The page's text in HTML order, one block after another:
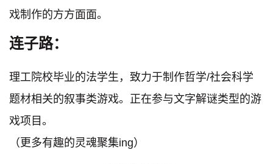
戏制作的方方面面。
连子路：
理工院校毕业的法学生，致力于制作哲学/社会科学
题材相关的叙事类游戏。正在参与文字解谜类型的游
戏项目。
（更多有趣的灵魂聚集ing）